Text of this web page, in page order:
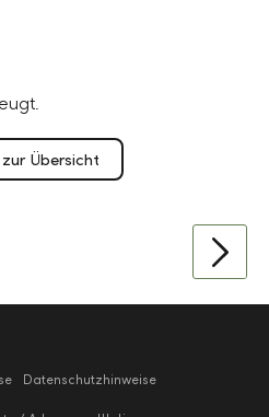
Übersicht
Datenschutzhinweise